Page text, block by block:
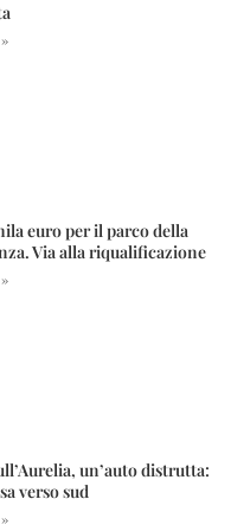
euro per il parco della
Via alla riqualificazione
un’auto distrutta:
verso sud